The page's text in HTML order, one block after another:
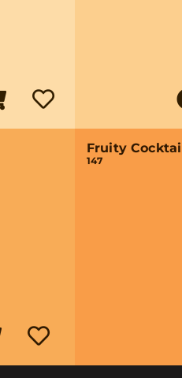
Fruity
147